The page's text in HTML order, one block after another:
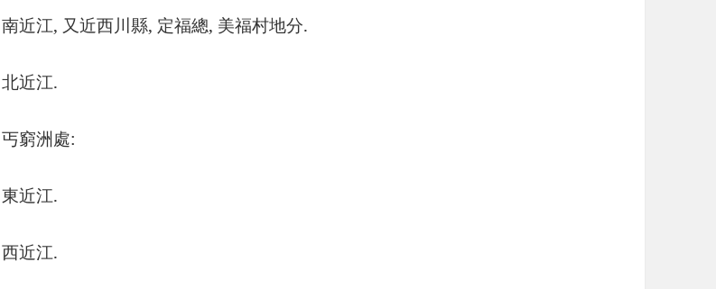
南近江, 又近西川縣, 定福總, 美福村地分.
北近江.
丐窮洲處:
東近江.
西近江.